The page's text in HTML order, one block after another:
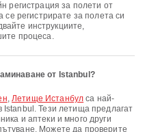
се регистрирате за полета си
инструкциите,
процеса.
от Istanbul?
,Летище Истанбул са най-
Тези летища предлагат
и аптеки и много други
Можете да проверите